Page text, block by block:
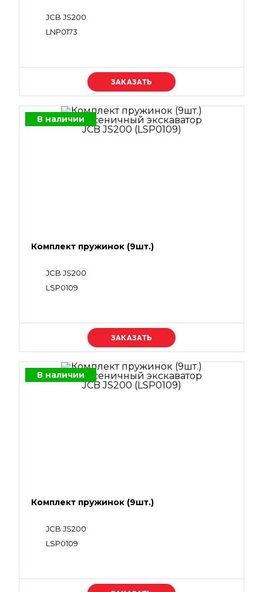
JCB JS200
LNP0173
Уточняйте цену
В наличии
Комплект пружинок (9шт.)
JCB JS200
LSP0109
Уточняйте цену
В наличии
Комплект пружинок (9шт.)
JCB JS200
LSP0109